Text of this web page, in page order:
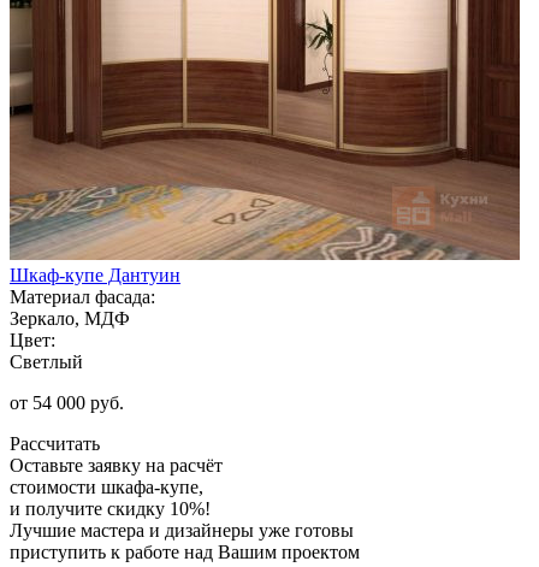
Шкаф-купе Дантуин
Материал фасада:
Зеркало, МДФ
Цвет:
Светлый
от 54 000 руб.
Рассчитать
Оставьте заявку на расчёт
стоимости шкафа-купе,
и получите скидку 10%!
Лучшие мастера и дизайнеры уже готовы
приступить к работе над Вашим проектом